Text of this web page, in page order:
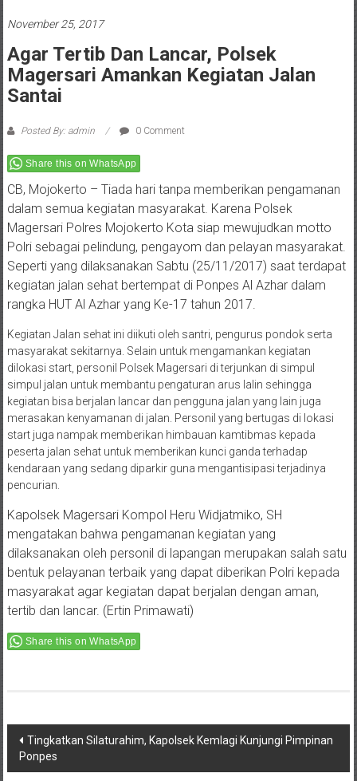
November 25, 2017
Agar Tertib Dan Lancar, Polsek
Magersari Amankan Kegiatan Jalan
Santai
Posted By: admin 0 Comment
Share this on WhatsApp
CB, Mojokerto – Tiada hari tanpa memberikan pengamanan
dalam semua kegiatan masyarakat. Karena Polsek
Magersari Polres Mojokerto Kota siap mewujudkan motto
Polri sebagai pelindung, pengayom dan pelayan masyarakat.
Seperti yang dilaksanakan Sabtu (25/11/2017) saat terdapat
kegiatan jalan sehat bertempat di Ponpes Al Azhar dalam
rangka HUT Al Azhar yang Ke-17 tahun 2017.
Kegiatan Jalan sehat ini diikuti oleh santri, pengurus pondok serta
masyarakat sekitarnya. Selain untuk mengamankan kegiatan
dilokasi start, personil Polsek Magersari di terjunkan di simpul
simpul jalan untuk membantu pengaturan arus lalin sehingga
kegiatan bisa berjalan lancar dan pengguna jalan yang lain juga
merasakan kenyamanan di jalan. Personil yang bertugas di lokasi
start juga nampak memberikan himbauan kamtibmas kepada
peserta jalan sehat untuk memberikan kunci ganda terhadap
kendaraan yang sedang diparkir guna mengantisipasi terjadinya
pencurian.
Kapolsek Magersari Kompol Heru Widjatmiko, SH
mengatakan bahwa pengamanan kegiatan yang
dilaksanakan oleh personil di lapangan merupakan salah satu
bentuk pelayanan terbaik yang dapat diberikan Polri kepada
masyarakat agar kegiatan dapat berjalan dengan aman,
tertib dan lancar. (Ertin Primawati)
Share this on WhatsApp
Post
navigation
Tingkatkan Silaturahim, Kapolsek Kemlagi Kunjungi Pimpinan
Ponpes